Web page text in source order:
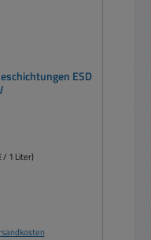
ESD
/ 1 Liter)